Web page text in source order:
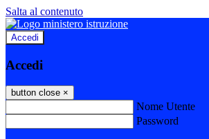
Salta al contenuto
Accedi
Accedi
button close ×
Nome Utente
Password